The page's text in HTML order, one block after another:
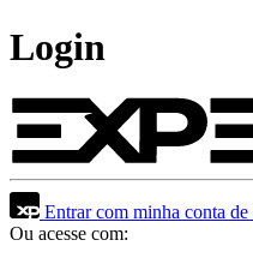
Login
Entrar com minha conta de
Ou acesse com: